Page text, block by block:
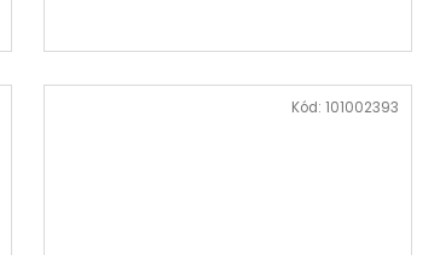
Kód: 101002393